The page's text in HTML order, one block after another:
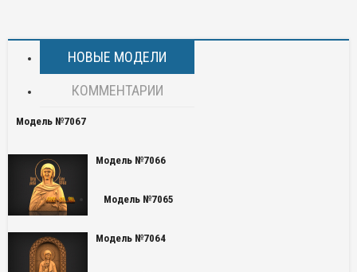
НОВЫЕ МОДЕЛИ
КОММЕНТАРИИ
Модель №7067
Модель №7066
Модель №7065
Модель №7064